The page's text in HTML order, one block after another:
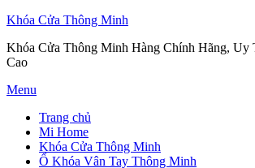
Khóa Cửa Thông Minh
Khóa Cửa Thông Minh Hàng Chính Hãng, Uy
Cao
Skip
content
Menu
Trang chủ
Mi Home
Khóa Cửa Thông Minh
Ổ Khóa Vân Tay Thông Minh